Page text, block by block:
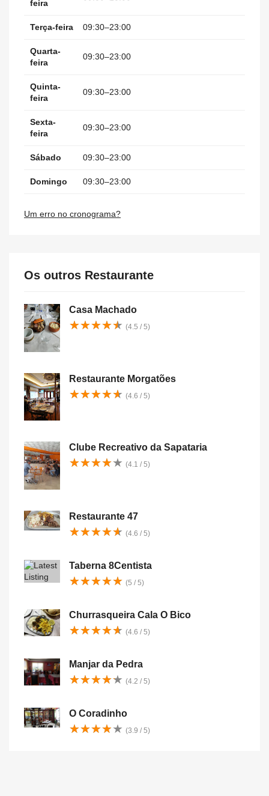
feira
Terça-feira 09:30–23:00
Quarta-
feira
09:30–23:00
Quinta-
feira
09:30–23:00
Sexta-
feira
09:30–23:00
Sábado 09:30–23:00
Domingo 09:30–23:00
Um erro no cronograma?
Os outros Restaurante
Casa Machado
★★★★★
★★★★★ (4.5 / 5)
Restaurante Morgatões
★★★★★
★★★★★ (4.6 / 5)
Clube Recreativo da Sapataria
★★★★★
★★★★★ (4.1 / 5)
Restaurante 47
★★★★★
★★★★★ (4.6 / 5)
Taberna 8Centista
★★★★★
★★★★★ (5 / 5)
Churrasqueira Cala O Bico
★★★★★
★★★★★ (4.6 / 5)
Manjar da Pedra
★★★★★
★★★★★ (4.2 / 5)
O Coradinho
★★★★★
★★★★★ (3.9 / 5)